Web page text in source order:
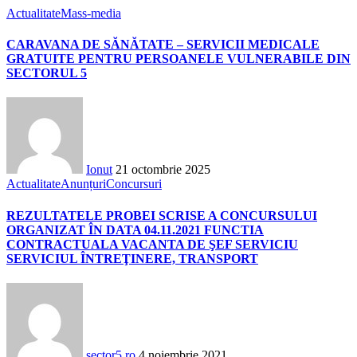
ActualitateMass-media
CARAVANA DE SĂNĂTATE – SERVICII MEDICALE
GRATUITE PENTRU PERSOANELE VULNERABILE DIN
SECTORUL 5
Ionut 21 octombrie 2025
ActualitateAnunțuriConcursuri
REZULTATELE PROBEI SCRISE A CONCURSULUI
ORGANIZAT ÎN DATA 04.11.2021 FUNCTIA
CONTRACTUALA VACANTA DE ŞEF SERVICIU
SERVICIUL ÎNTREŢINERE, TRANSPORT